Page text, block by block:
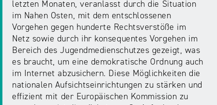
Elternabende
letzten Monaten, veranlasst durch die Situation
im Nahen Osten, mit dem entschlossenen
Vorgehen gegen hunderte Rechtsverstöße im
Netz sowie durch ihr konsequentes Vorgehen im
Bereich des Jugendmedienschutzes gezeigt, was
es braucht, um eine demokratische Ordnung auch
im Internet abzusichern. Diese Möglichkeiten die
nationalen Aufsichtseinrichtungen zu stärken und
effizient mit der Europäischen Kommission zu